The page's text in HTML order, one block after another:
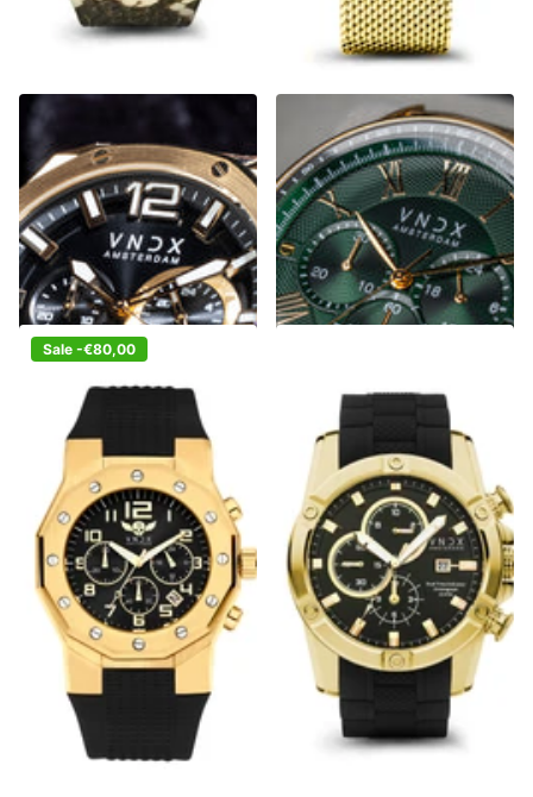
Wise Man Luxury Goud
Niet op voorraad
Niet op voorraad
€349,00
Bekijk opties
The Chief Goud Groen
€299,00
Sale -€80,00